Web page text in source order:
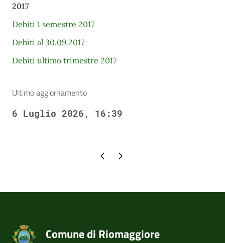
2017
Debiti 1 semestre 2017
Debiti al 30.09.2017
Debiti ultimo trimestre 2017
Ultimo aggiornamento
6 Luglio 2026, 16:39
Pagina precedente
Pagina successiva
Comune di Riomaggiore